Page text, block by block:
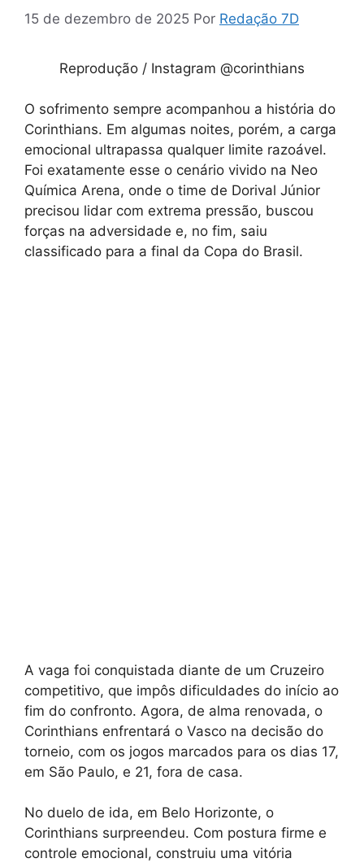
15 de dezembro de 2025 Por Redação 7D
Reprodução / Instagram @corinthians
O sofrimento sempre acompanhou a história do
Corinthians. Em algumas noites, porém, a carga
emocional ultrapassa qualquer limite razoável.
Foi exatamente esse o cenário vivido na Neo
Química Arena, onde o time de Dorival Júnior
precisou lidar com extrema pressão, buscou
forças na adversidade e, no fim, saiu
classificado para a final da Copa do Brasil.
A vaga foi conquistada diante de um Cruzeiro
competitivo, que impôs dificuldades do início ao
fim do confronto. Agora, de alma renovada, o
Corinthians enfrentará o Vasco na decisão do
torneio, com os jogos marcados para os dias 17,
em São Paulo, e 21, fora de casa.
No duelo de ida, em Belo Horizonte, o
Corinthians surpreendeu. Com postura firme e
controle emocional, construiu uma vitória